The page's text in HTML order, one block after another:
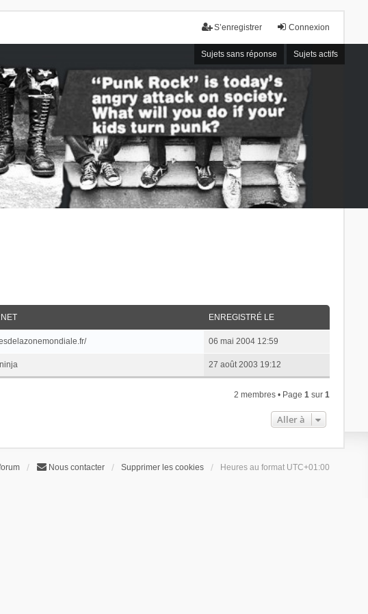
Connexion
S’enregistrer
Sujets sans réponse Sujets actifs
ENREGISTRÉ LE
06 mai 2004 12:59
27 août 2003 19:12
2 membres • Page1 sur1
Aller à
Nous contacter Supprimer les cookies Heures au format UTC+01:00